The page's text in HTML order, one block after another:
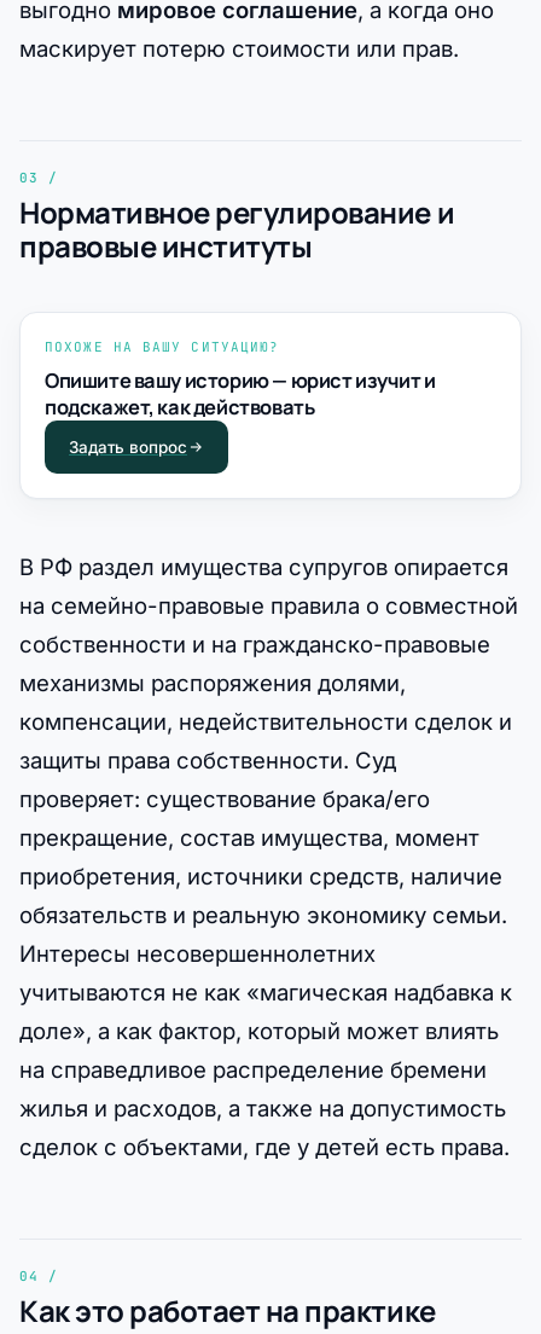
выгодно мировое соглашение, а когда оно
маскирует потерю стоимости или прав.
Нормативное регулирование и
правовые институты
ПОХОЖЕ НА ВАШУ СИТУАЦИЮ?
Опишите вашу историю — юрист изучит и
подскажет, как действовать
Задать вопрос
В РФ раздел имущества супругов опирается
на семейно-правовые правила о совместной
собственности и на гражданско-правовые
механизмы распоряжения долями,
компенсации, недействительности сделок и
защиты права собственности. Суд
проверяет: существование брака/его
прекращение, состав имущества, момент
приобретения, источники средств, наличие
обязательств и реальную экономику семьи.
Интересы несовершеннолетних
учитываются не как «магическая надбавка к
доле», а как фактор, который может влиять
на справедливое распределение бремени
жилья и расходов, а также на допустимость
сделок с объектами, где у детей есть права.
Как это работает на практике